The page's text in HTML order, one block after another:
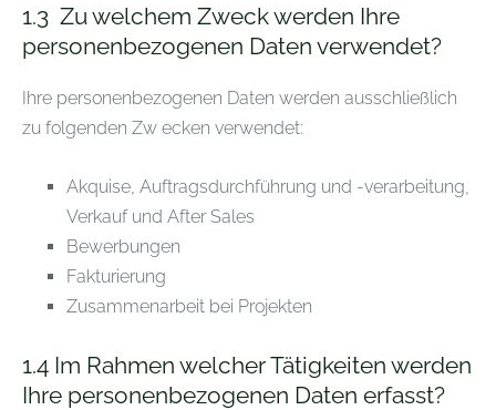
1.3 Zu welchem Zweck werden Ihre
personenbezogenen Daten verwendet?
Ihre personenbezogenen Daten werden ausschließlich
zu folgenden Zw ecken verwendet:
Akquise, Auftragsdurchführung und -verarbeitung,
Verkauf und After Sales
Bewerbungen
Fakturierung
Zusammenarbeit bei Projekten
1.4 Im Rahmen welcher Tätigkeiten werden
Ihre personenbezogenen Daten erfasst?